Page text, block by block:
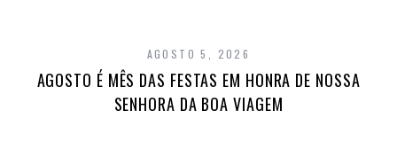
AGOSTO 5, 2026
AGOSTO É MÊS DAS FESTAS EM HONRA DE NOSSA
SENHORA DA BOA VIAGEM